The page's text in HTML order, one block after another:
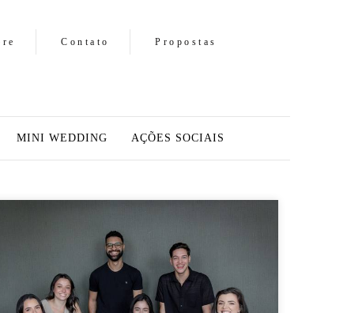
Contato Propostas
MINI WEDDING AÇÕES SOCIAIS